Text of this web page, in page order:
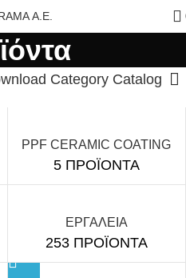
Category Catalog
PPF CERAMIC COATING
5 ΠΡΟΪΟΝΤΑ
ΕΡΓΑΛΕΙΑ
253 ΠΡΟΪΟΝΤΑ